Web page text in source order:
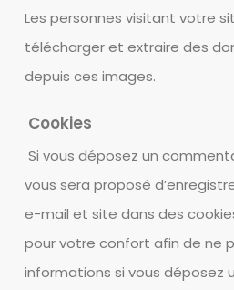
Les personnes visitant votre
télécharger et extraire des
depuis ces images.
Cookies
Si vous déposez un
vous sera proposé
e-mail et site dans des
pour votre confort afin de ne
informations si vous déposez